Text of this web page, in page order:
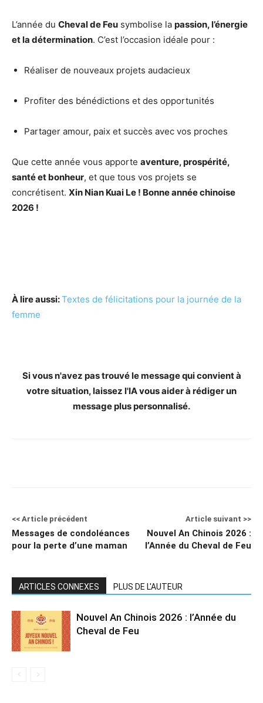
L’année du Cheval de Feu symbolise la passion, l’énergie
et la détermination. C’est l’occasion idéale pour :
Réaliser de nouveaux projets audacieux
Profiter des bénédictions et des opportunités
Partager amour, paix et succès avec vos proches
Que cette année vous apporte aventure, prospérité,
santé et bonheur, et que tous vos projets se
concrétisent. Xin Nian Kuai Le ! Bonne année chinoise
2026 !
À lire aussi:Textes de félicitations pour la journée de la
femme
Si vous n'avez pas trouvé le message qui convient à
votre situation, laissez l'IA vous aider à rédiger un
message plus personnalisé.
<< Article précédent
Messages de condoléances
pour la perte d’une maman
Article suivant >>
Nouvel An Chinois 2026 :
l’Année du Cheval de Feu
ARTICLES CONNEXES PLUS DE L'AUTEUR
Nouvel An Chinois 2026 : l’Année du
Cheval de Feu